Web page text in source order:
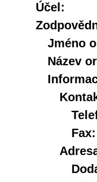
Účel:
Jméno
Název
Fax: